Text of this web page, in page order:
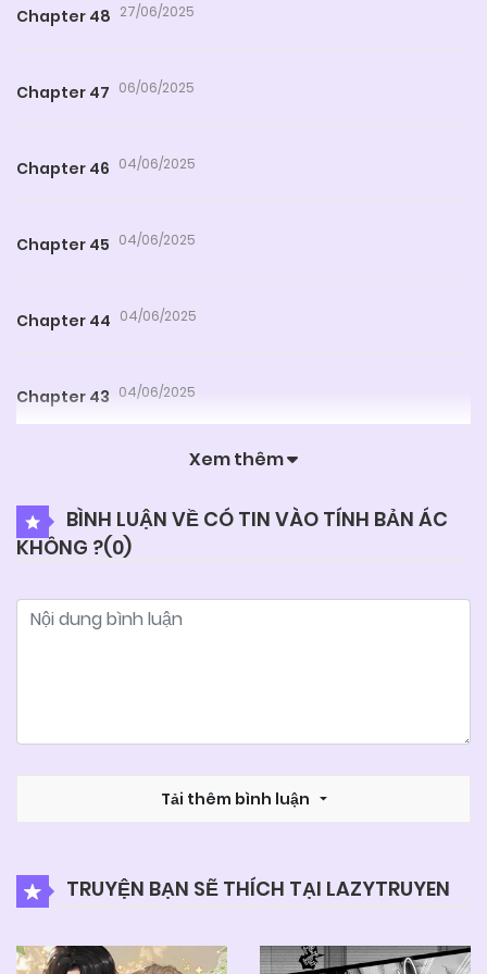
Chapter 48 27/06/2025
Chapter 47 06/06/2025
Chapter 46 04/06/2025
Chapter 45 04/06/2025
Chapter 44 04/06/2025
Chapter 43 04/06/2025
04/06/2025
Chapter 41 04/06/2025
Chapter 40 04/06/2025
Xem thêm
BÌNH LUẬN VỀ CÓ TIN VÀO TÍNH BẢN ÁC
KHÔNG ?(0)
Tải thêm bình luận
TRUYỆN BẠN SẼ THÍCH TẠI LAZYTRUYEN